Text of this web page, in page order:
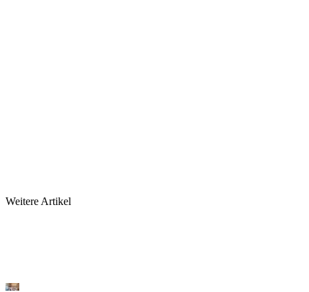
Weitere Artikel